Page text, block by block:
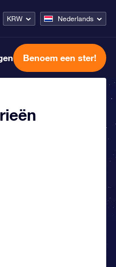
KRW Nederlands
Benoem een ster!